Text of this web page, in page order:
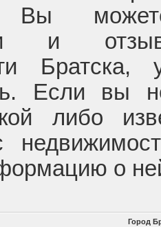
Вы
и
Братска,
Если вы
либо
о
Город